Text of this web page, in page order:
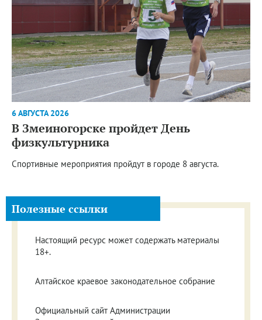
6 АВГУСТА 2026
В Змеиногорске пройдет День
физкультурника
Спортивные мероприятия пройдут в городе 8 августа.
Полезные ссылки
Настоящий ресурс может содержать материалы
18+.
Алтайское краевое законодательное собрание
Официальный сайт Администрации